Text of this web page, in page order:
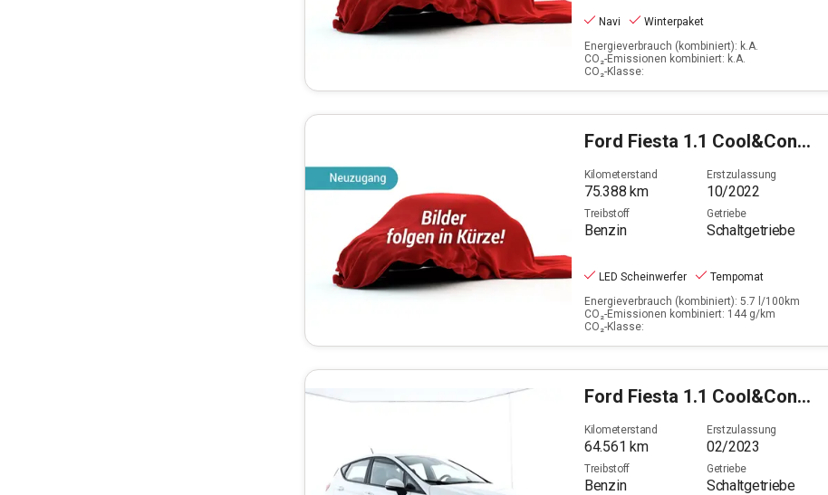
Navi
Winterpaket
Energieverbrauch (kombiniert): k.A.
CO₂-Emissionen kombiniert: k.A.
CO₂-Klasse:
Ford Fiesta 1.1 Cool&Connect (EURO 6d)
Kilometerstand
75.388 km
Erstzulassung
10/2022
Treibstoff
Benzin
Getriebe
Schaltgetriebe
LED Scheinwerfer
Tempomat
Energieverbrauch (kombiniert): 5.7 l/100km
CO₂-Emissionen kombiniert: 144 g/km
CO₂-Klasse:
Ford Fiesta 1.1 Cool&Connect (EURO 6d)
Kilometerstand
64.561 km
Erstzulassung
02/2023
Treibstoff
Benzin
Getriebe
Schaltgetriebe